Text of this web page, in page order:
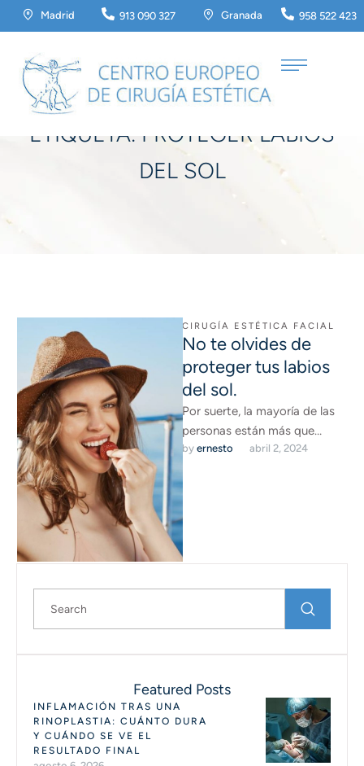
Madrid 913 090 327 Granada 958 522 423
Home / proteger labios del sol
ETIQUETA: PROTEGER LABIOS
DEL SOL
CIRUGÍA ESTÉTICA FACIAL
No te olvides de
proteger tus labios
del sol.
Por suerte, la mayoría de las
personas están más que
sensibilizadas con los terribles
efectos de la incidencia …
by ernesto abril 2, 2024
Featured Posts
INFLAMACIÓN TRAS UNA
RINOPLASTIA: CUÁNTO DURA
Y CUÁNDO SE VE EL
RESULTADO FINAL